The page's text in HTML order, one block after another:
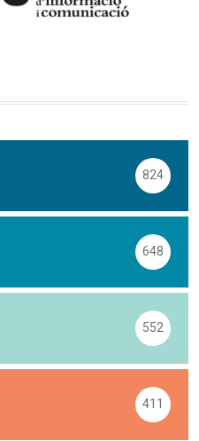
824
648
552
411